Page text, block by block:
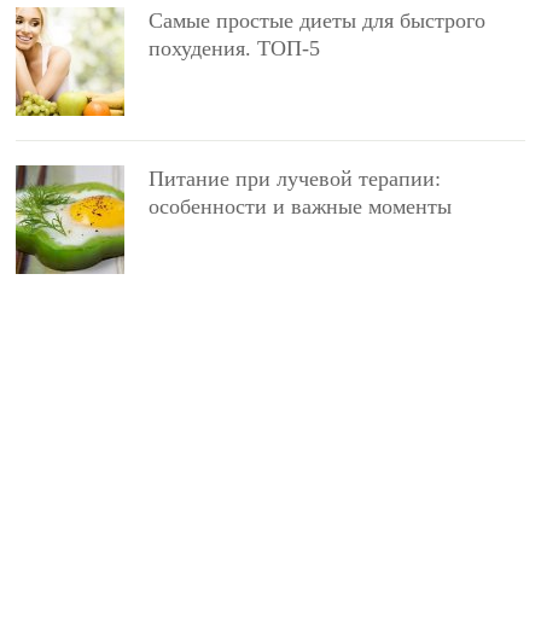
Самые простые диеты для быстрого
похудения. ТОП-5
Питание при лучевой терапии:
особенности и важные моменты